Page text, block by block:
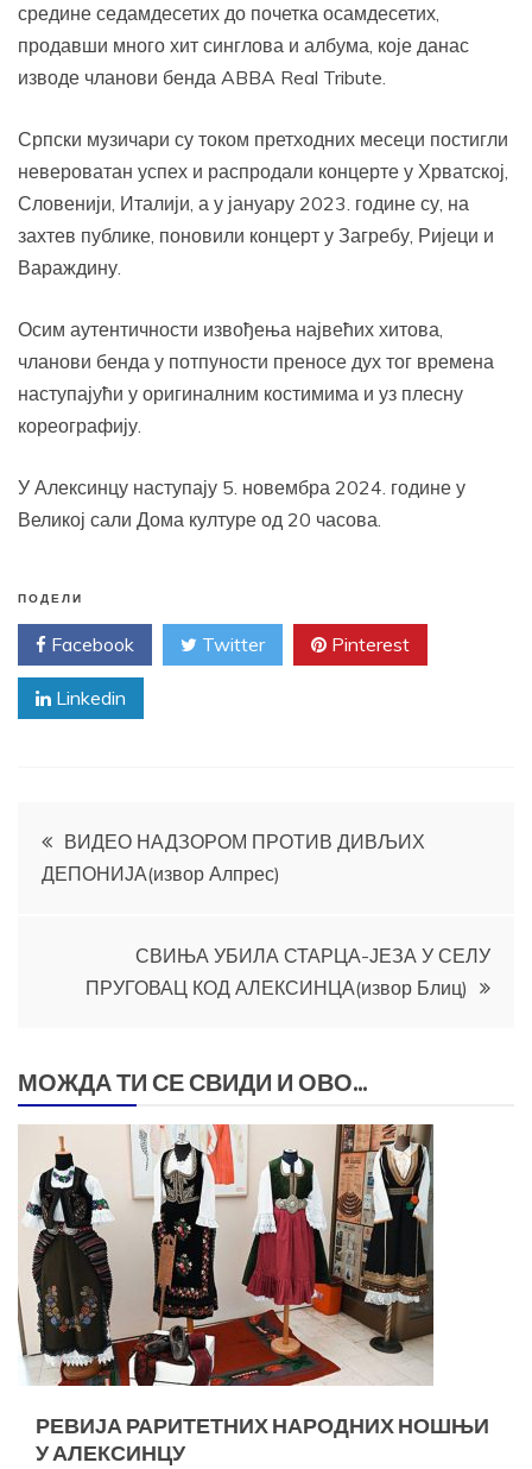
средине седамдесетих до почетка осамдесетих,
продавши много хит синглова и албума, које данас
изводе чланови бенда ABBA Real Tribute.
Српски музичари су током претходних месеци постигли
невероватан успех и распродали концерте у Хрватској,
Словенији, Италији, а у јануару 2023. године су, на
захтев публике, поновили концерт у Загребу, Ријеци и
Вараждину.
Осим аутентичности извођења највећих хитова,
чланови бенда у потпуности преносе дух тог времена
наступајући у оригиналним костимима и уз плесну
кореографију.
У Алексинцу наступају 5. новембра 2024. године у
Великој сали Дома културе од 20 часова.
ПОДЕЛИ
Facebook Twitter Pinterest
Linkedin
Кретање
чланка
ВИДЕО НАДЗОРОМ ПРОТИВ ДИВЉИХ
ДЕПОНИЈА(извор Алпрес)
СВИЊА УБИЛА СТАРЦА-ЈЕЗА У СЕЛУ
ПРУГОВАЦ КОД АЛЕКСИНЦА(извор Блиц)
МОЖДА ТИ СЕ СВИДИ И ОВО...
РЕВИЈА РАРИТЕТНИХ НАРОДНИХ НОШЊИ
У АЛЕКСИНЦУ